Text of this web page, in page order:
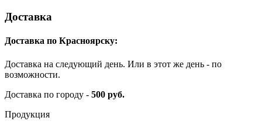
Доставка
Доставка по Красноярску:
Доставка на следующий день. Или в этот же день - по
возможности.
Доставка по городу - 500 руб.
Продукция